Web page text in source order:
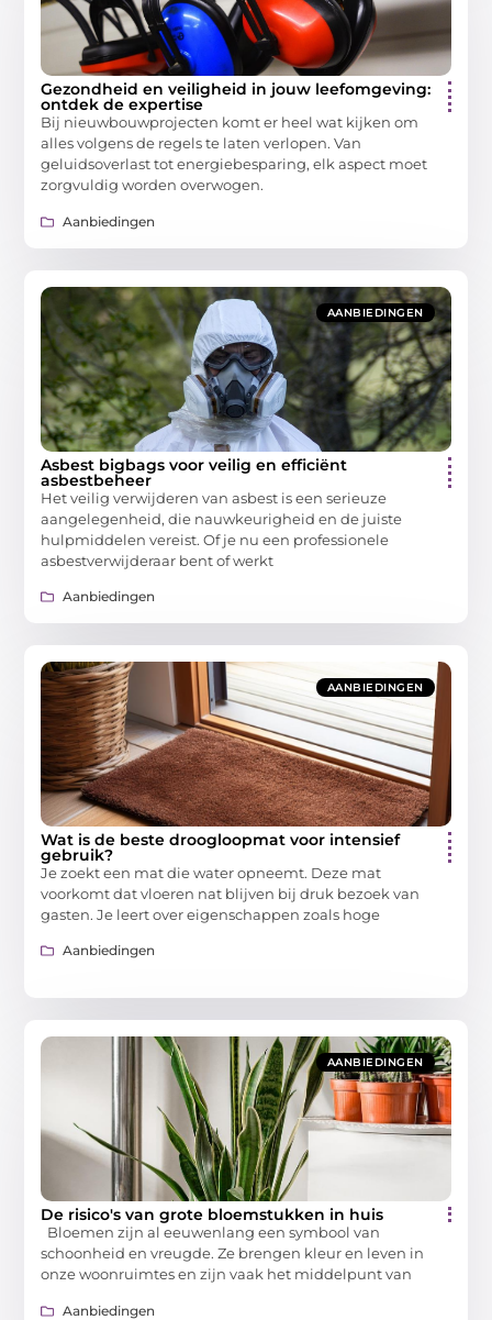
Gezondheid en veiligheid in jouw leefomgeving:
ontdek de expertise
Bij nieuwbouwprojecten komt er heel wat kijken om
alles volgens de regels te laten verlopen. Van
geluidsoverlast tot energiebesparing, elk aspect moet
zorgvuldig worden overwogen.
Aanbiedingen
AANBIEDINGEN
Asbest bigbags voor veilig en efficiënt
asbestbeheer
Het veilig verwijderen van asbest is een serieuze
aangelegenheid, die nauwkeurigheid en de juiste
hulpmiddelen vereist. Of je nu een professionele
asbestverwijderaar bent of werkt
Aanbiedingen
AANBIEDINGEN
Wat is de beste droogloopmat voor intensief
gebruik?
Je zoekt een mat die water opneemt. Deze mat
voorkomt dat vloeren nat blijven bij druk bezoek van
gasten. Je leert over eigenschappen zoals hoge
Aanbiedingen
AANBIEDINGEN
De risico's van grote bloemstukken in huis
Bloemen zijn al eeuwenlang een symbool van
schoonheid en vreugde. Ze brengen kleur en leven in
onze woonruimtes en zijn vaak het middelpunt van
Aanbiedingen